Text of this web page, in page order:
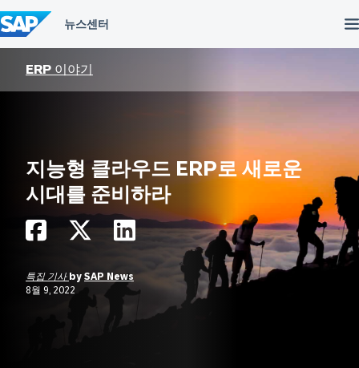
텐
츠
건
ERP 이야기
지능형 클라우드 ERP로 새로운
시대를 준비하라
특집 기사 by SAP News
8월 9, 2022